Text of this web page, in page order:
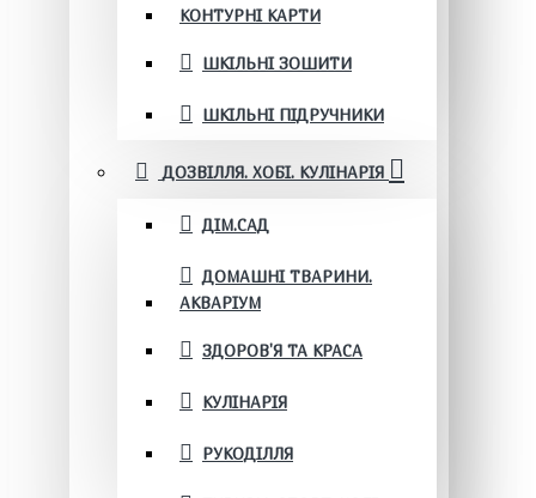
КОНТУРНІ КАРТИ
ШКІЛЬНІ ЗОШИТИ
ШКІЛЬНІ ПІДРУЧНИКИ
ДОЗВІЛЛЯ. ХОБІ. КУЛІНАРІЯ
ДІМ.САД
ДОМАШНІ ТВАРИНИ.
АКВАРІУМ
ЗДОРОВ'Я ТА КРАСА
КУЛІНАРІЯ
РУКОДІЛЛЯ